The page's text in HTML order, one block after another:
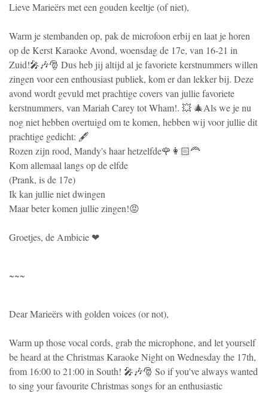
Lieve Marieërs met een gouden keeltje (of niet),
Warm je stembanden op, pak de microfoon erbij en laat je horen
op de Kerst Karaoke Avond, woensdag de 17e, van 16-21 in
Zuid!🎤🎶🎅 Dus heb jij altijd al je favoriete kerstnummers willen
zingen voor een enthousiast publiek, kom er dan lekker bij. Deze
avond wordt gevuld met prachtige covers van jullie favoriete
kerstnummers, van Mariah Carey tot Wham!. 💥 🎄Als we je nu
nog niet hebben overtuigd om te komen, hebben wij voor jullie dit
prachtige gedicht: 🖋
Rozen zijn rood, Mandy's haar hetzelfde🌹👩🏻🦰
Kom allemaal langs op de elfde
(Prank, is de 17e)
Ik kan jullie niet dwingen
Maar beter komen jullie zingen!😡
Groetjes, de Ambicie ❤
~~~
Dear Marieërs with golden voices (or not),
Warm up those vocal cords, grab the microphone, and let yourself
be heard at the Christmas Karaoke Night on Wednesday the 17th,
from 16:00 to 21:00 in South! 🎤🎶🎅 So if you've always wanted
to sing your favourite Christmas songs for an enthusiastic